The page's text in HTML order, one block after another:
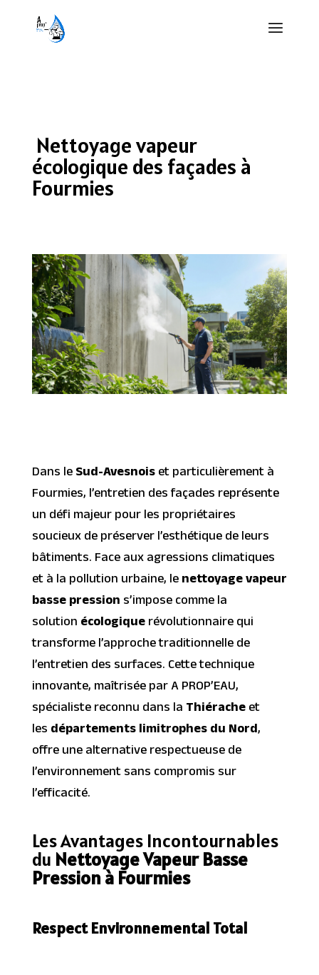
Nettoyage vapeur
écologique des façades à
Fourmies
Dans leSud-Avesnoiset particulièrement à
Fourmies, l’entretien des façades représente
un défi majeur pour les propriétaires
soucieux de préserver l’esthétique de leurs
bâtiments. Face aux agressions climatiques
et à la pollution urbaine, lenettoyage vapeur
basse pressions’impose comme la
solutionécologiquerévolutionnaire qui
transforme l’approche traditionnelle de
l’entretien des surfaces. Cette technique
innovante, maîtrisée par A PROP’EAU,
spécialiste reconnu dans laThiéracheet
lesdépartements limitrophes du Nord,
offre une alternative respectueuse de
l’environnement sans compromis sur
l’efficacité.
Les Avantages Incontournables
du Nettoyage Vapeur Basse
Pression à Fourmies
Respect Environnemental Total